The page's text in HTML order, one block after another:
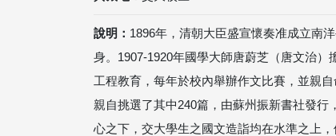
說明： 1896年，清朝大臣盛宣懷奏准成立南
身。1907-1920年國學大師唐蔚芝（唐文治）
工程教育，每年於校內舉辦作文比賽，並親
親自挑選了其中240篇，由蘇州振新書社發行
心之下，交大學生之國文造詣均在水準之上